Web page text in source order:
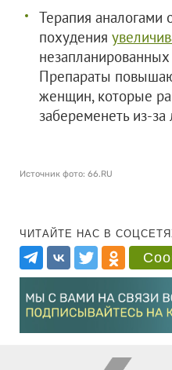
Терапия аналогами
похудения
Препараты
женщин, которые
забеременеть из-
Источник фото: 66.RU
ЧИТАЙТЕ НАС В